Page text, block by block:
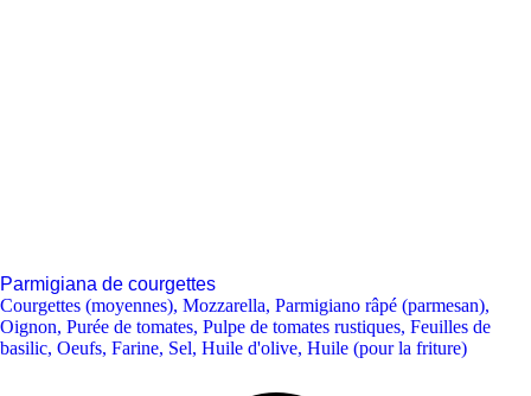
Parmigiana de courgettes
Courgettes (moyennes), Mozzarella, Parmigiano râpé (parmesan),
Oignon, Purée de tomates, Pulpe de tomates rustiques, Feuilles de
basilic, Oeufs, Farine, Sel, Huile d'olive, Huile (pour la friture)